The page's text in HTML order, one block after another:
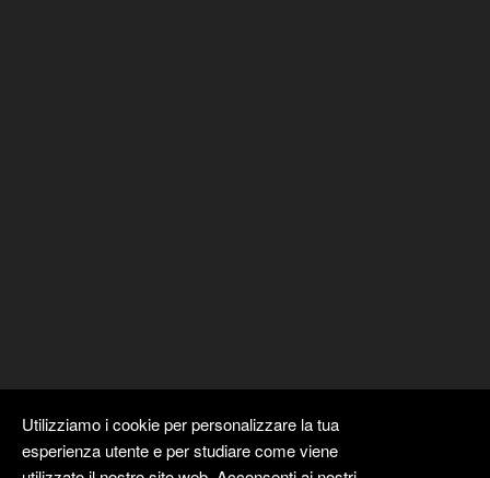
Utilizziamo i cookie per personalizzare la tua
esperienza utente e per studiare come viene